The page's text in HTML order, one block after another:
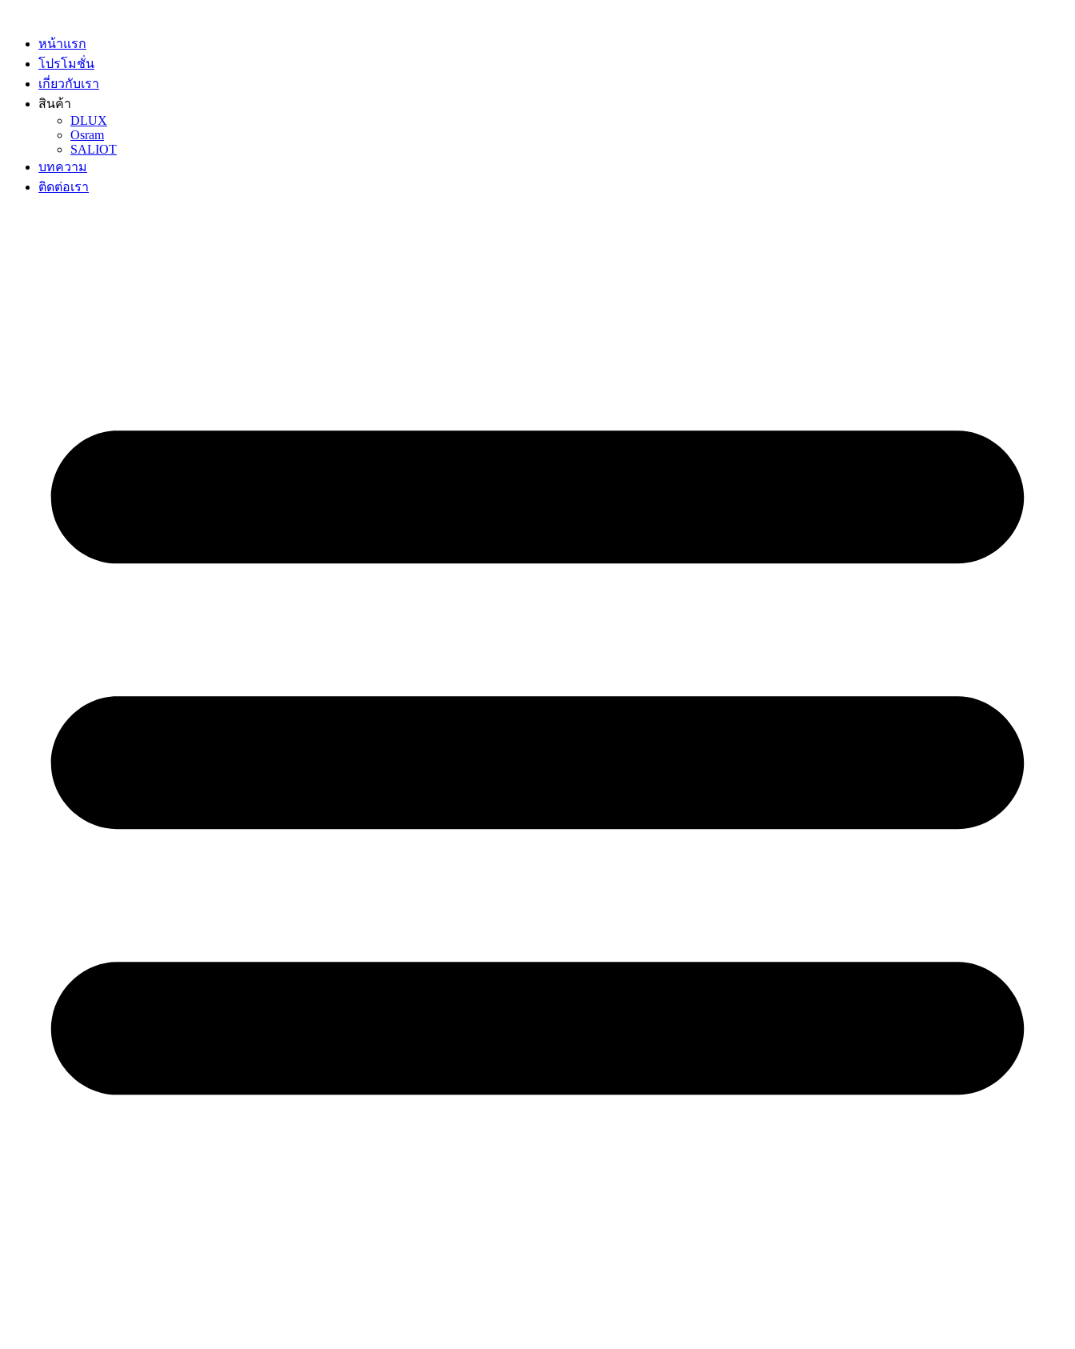
contentหน้าแรก
โปรโมชั่น
เกี่ยวกับเรา
สินค้า
DLUX
Osram
SALIOT
บทความ
ติดต่อเรา